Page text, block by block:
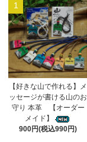
1
【好きな山で作れる】メ
ッセージが書ける山のお
守り 本革 【オーダー
メイド】
900円(税込990円)